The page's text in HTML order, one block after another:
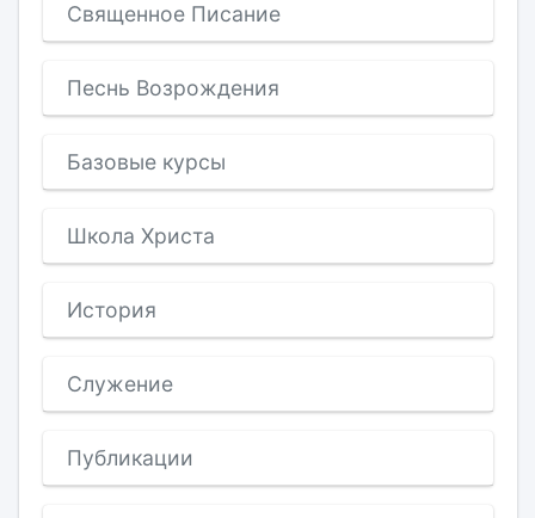
Священное Писание
Песнь Возрождения
Базовые курсы
Школа Христа
История
Служение
Публикации